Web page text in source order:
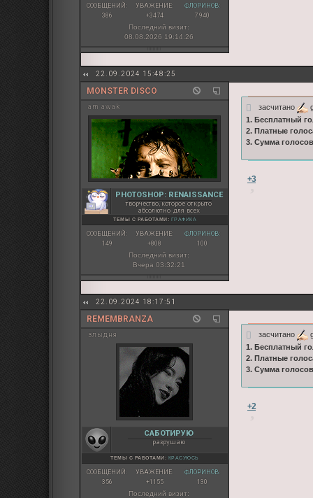
СООБЩЕНИЙ:
386
УВАЖЕНИЕ:
+3474
ФЛОРИНОВ:
7 940
Последний визит:
08.08.2026 19:14:26
22.09.2024 15:48:25
MONSTER DISCO
am awak
PHOTOSHOP: RENAISSANCE
творчество, которое открыто
абсолютно для всех
ТЕМЫ С РАБОТАМИ: ГРАФИКА
СООБЩЕНИЙ:
149
УВАЖЕНИЕ:
+808
ФЛОРИНОВ:
100
Последний визит:
Вчера 03:32:21
засчитано
1. Бесплатный
2. Платные
3. Сумма
+3
22.09.2024 18:17:51
REMEMBRANZA
злыдня
САБОТИРУЮ
разрушаю
ТЕМЫ С РАБОТАМИ: КРАСУЮСЬ
СООБЩЕНИЙ:
356
УВАЖЕНИЕ:
+1155
ФЛОРИНОВ:
130
Последний визит:
засчитано
1. Бесплатный
2. Платные
3. Сумма
+2